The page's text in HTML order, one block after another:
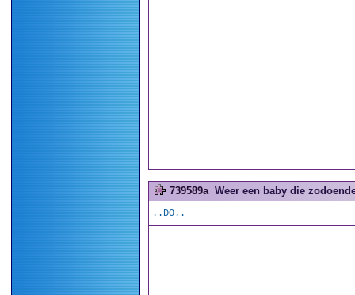
739589a Weer een baby die
..DO..